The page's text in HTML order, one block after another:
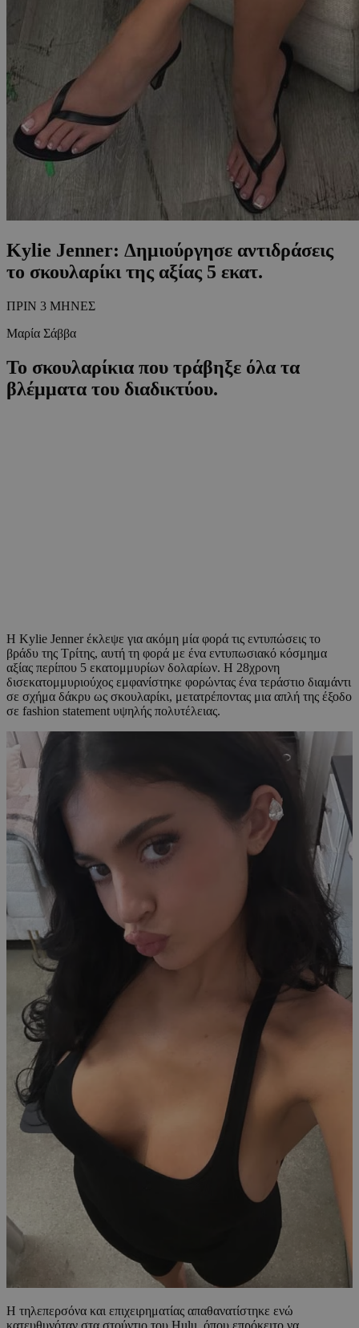
Kylie Jenner: Δημιούργησε αντιδράσεις
το σκουλαρίκι της αξίας 5 εκατ.
ΠΡΙΝ 3 ΜΗΝΕΣ
Μαρία Σάββα
Το σκουλαρίκια που τράβηξε όλα τα
βλέμματα του διαδικτύου.
Η Kylie Jenner έκλεψε για ακόμη μία φορά τις εντυπώσεις το
βράδυ της Τρίτης, αυτή τη φορά με ένα εντυπωσιακό κόσμημα
αξίας περίπου 5 εκατομμυρίων δολαρίων. Η 28χρονη
δισεκατομμυριούχος εμφανίστηκε φορώντας ένα τεράστιο διαμάντι
σε σχήμα δάκρυ ως σκουλαρίκι, μετατρέποντας μια απλή της έξοδο
σε fashion statement υψηλής πολυτέλειας.
Η τηλεπερσόνα και επιχειρηματίας απαθανατίστηκε ενώ
κατευθυνόταν στα στούντιο του Hulu, όπου επρόκειτο να